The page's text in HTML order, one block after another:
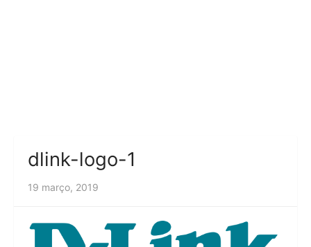
dlink-logo-1
19 março, 2019